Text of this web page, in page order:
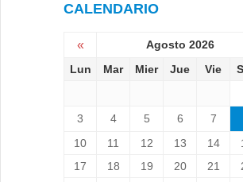
CALENDARIO
« Agosto 2026
Lun Mar Mier Jue Vie
3
4 5 6 7
10
11 12 13 14
17
18 19 20 21